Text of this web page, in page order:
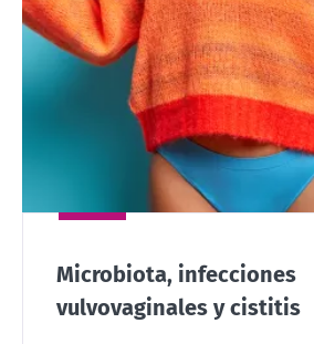
algunas mujeres, cuya
era equilibrada, el riesgo
mayor. Según los
desequilibrio en la flora
barrera que constituye la
desencadena una
vaginales, favoreciendo las
podrían limitar su riesgo a
Microbiota, infecciones
vulvovaginales y cistitis